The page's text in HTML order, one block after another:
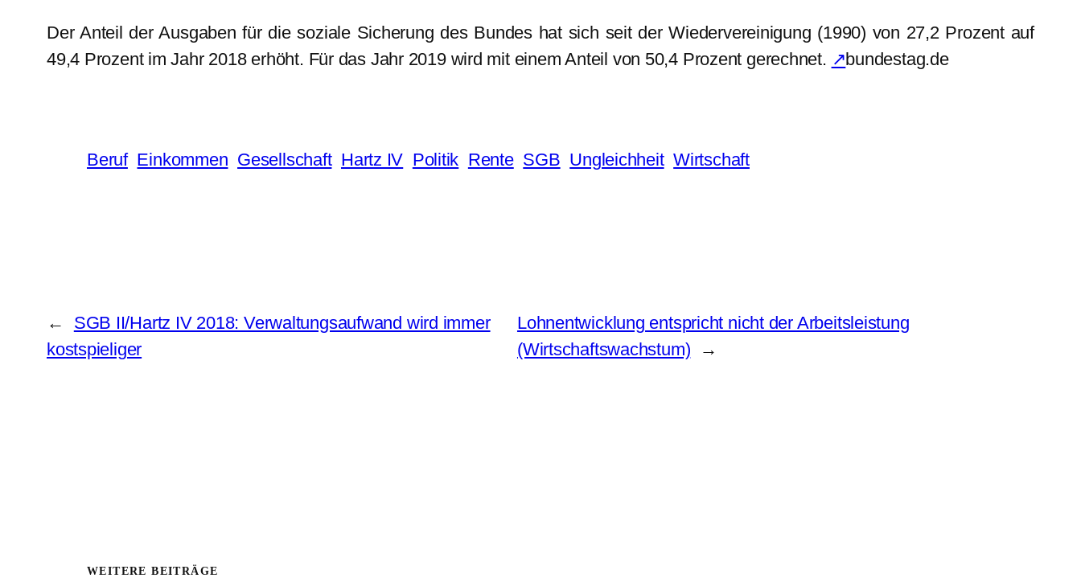
Der Anteil der Ausgaben für die soziale Sicherung des Bundes hat sich seit der Wiedervereinigung (1990) von 27,2 Prozent auf
49,4 Prozent im Jahr 2018 erhöht. Für das Jahr 2019 wird mit einem Anteil von 50,4 Prozent gerechnet. ↗bundestag.de
Beruf Einkommen Gesellschaft Hartz IV Politik Rente SGB Ungleichheit Wirtschaft
←
SGB II/Hartz IV 2018: Verwaltungsaufwand wird immer
kostspieliger
Lohnentwicklung entspricht nicht der Arbeitsleistung
(Wirtschaftswachstum)
→
WEITERE BEITRÄGE